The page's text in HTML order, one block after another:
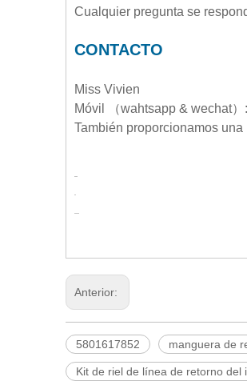
Cualquier pregunta se
CONTACTO
Miss Vivien
Móvil （wahtsapp & wechat
También proporcionamos
Anterior:
5801617852 manguera de
Kit de riel de línea de retorno del